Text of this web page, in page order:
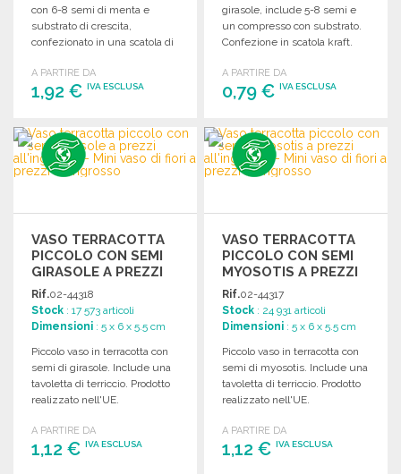
con 6-8 semi di menta e
substrato di crescita,
confezionato in una scatola di
A PARTIRE DA
1,92 € IVA ESCLUSA
ORDINARE
Richiedi un preventivo
girasole, include 5-8 semi e
un compresso con substrato.
Confezione in scatola kraft.
A PARTIRE DA
0,79 € IVA ESCLUSA
ORDINARE
Richiedi un preventivo
VASO TERRACOTTA
PICCOLO CON SEMI
GIRASOLE A PREZZI
ALL'INGROSSO
Rif.02-44318
Stock : 17 573 articoli
Dimensioni : 5 x 6 x 5.5 cm
Piccolo vaso in terracotta con
semi di girasole. Include una
tavoletta di terriccio. Prodotto
realizzato nell'UE.
A PARTIRE DA
1,12 € IVA ESCLUSA
VASO TERRACOTTA
PICCOLO CON SEMI
MYOSOTIS A PREZZI
ALL'INGROSSO
Rif.02-44317
Stock : 24 931 articoli
Dimensioni : 5 x 6 x 5.5 cm
Piccolo vaso in terracotta con
semi di myosotis. Include una
tavoletta di terriccio. Prodotto
realizzato nell'UE.
A PARTIRE DA
1,12 € IVA ESCLUSA